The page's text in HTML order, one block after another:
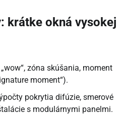
krátke okná vysokej
zóna skúšania, moment
moment“).
pokrytia difúzie, smerové
s modulárnymi panelmi.